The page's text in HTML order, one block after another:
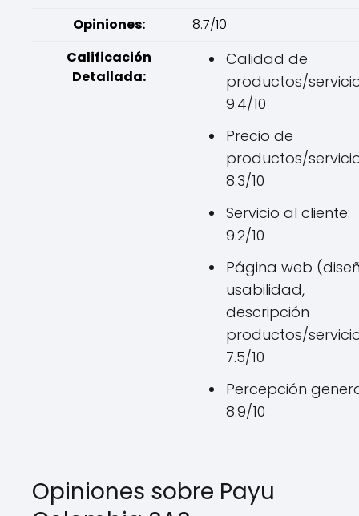
Opiniones:
8.7/10
Calificación
Detallada:
Calidad de
productos/
9.4/10
Precio de
productos/
8.3/10
Servicio al cliente:
9.2/10
Página web
usabilidad,
descripción
productos/
7.5/10
Percepción
8.9/10
Opiniones sobre Payu